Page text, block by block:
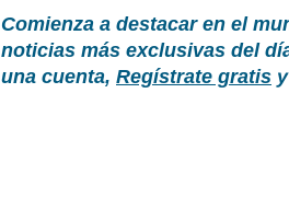
Comienza a destacar en el
noticias más exclusivas del
una cuenta, Regístrate gratis